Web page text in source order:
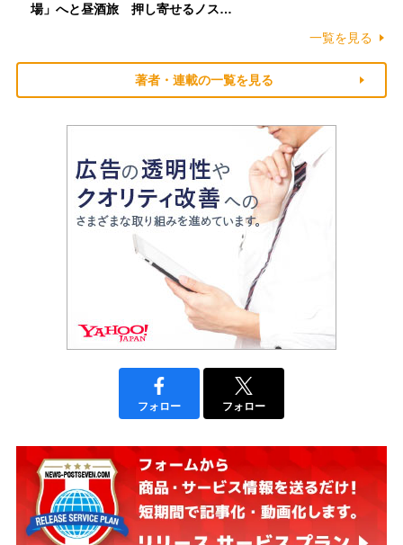
場」へと昼酒旅 押し寄せるノス…
一覧を見る
著者・連載の一覧を見る
フォロー フォロー